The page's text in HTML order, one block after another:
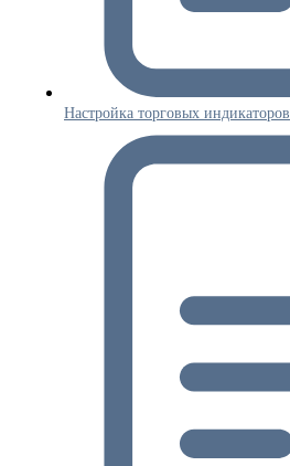
Настройка торговых индикаторов